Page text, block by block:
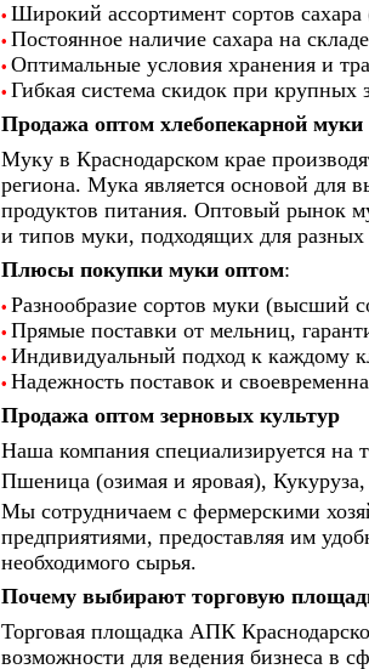
• Широкий ассортимент сортов
• Постоянное наличие сахара на
• Оптимальные условия хранения и
• Гибкая система скидок при крупных
Продажа оптом хлебопекарной муки
Муку в Краснодарском крае
региона. Мука является основой для
продуктов питания. Оптовый рынок
и типов муки, подходящих для разных
Плюсы покупки муки оптом:
• Разнообразие сортов муки (высший
• Прямые поставки от мельниц,
• Индивидуальный подход к каждому
• Надежность поставок и
Продажа оптом зерновых культур
Наша компания специализируется на
Пшеница (озимая и яровая),
Мы сотрудничаем с фермерскими
предприятиями, предоставляя им
необходимого сырья.
Почему выбирают торговую
Торговая площадка АПК
возможности для ведения бизнеса в